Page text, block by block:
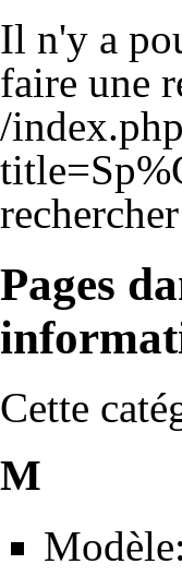
Il n'y a
faire une
/
Pages
Cette
M